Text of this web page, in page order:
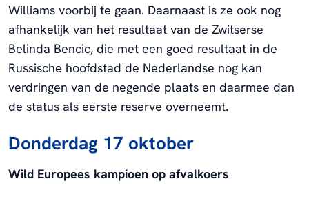
Williams voorbij te gaan. Daarnaast is ze ook nog
afhankelijk van het resultaat van de Zwitserse
Belinda Bencic, die met een goed resultaat in de
Russische hoofdstad de Nederlandse nog kan
verdringen van de negende plaats en daarmee dan
de status als eerste reserve overneemt.
Donderdag 17 oktober
Wild Europees kampioen op afvalkoers